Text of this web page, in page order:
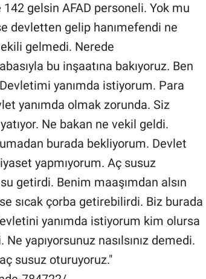
gelsin AFAD personeli. Yok mu
devletten gelip hanımefendi ne
gelmedi. Nerede
bu inşaatına bakıyoruz. Ben
yanımda istiyorum. Para
yanımda olmak zorunda. Siz
Ne bakan ne vekil geldi.
burada bekliyorum. Devlet
yapmıyorum. Aç susuz
getirdi. Benim maaşımdan alsın
sıcak çorba getirebilirdi. Biz burada
yanımda istiyorum kim olursa
yapıyorsunuz nasılsınız demedi.
susuz oturuyoruz."